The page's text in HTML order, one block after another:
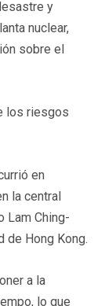
y
nuclear,
sobre el
los riesgos
en
la central
Lam Ching-
de Hong Kong.
a la
lo que